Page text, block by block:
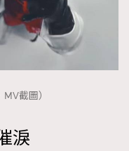
截圖）
淚